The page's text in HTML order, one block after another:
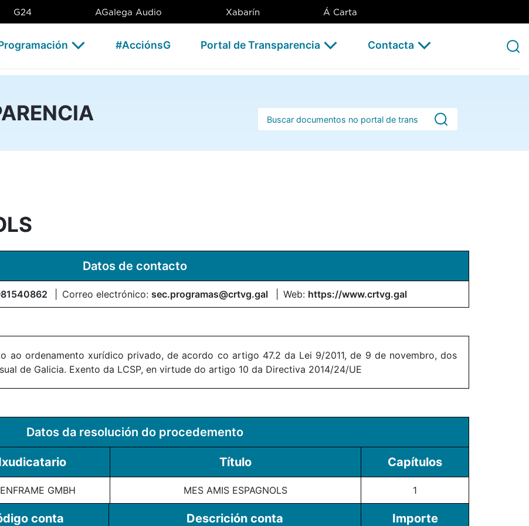
G24 AGalega Audio Xabarín Á Carta
#AcciónsG Portal de Transparencia Contacta
Barra de busca
Datos de contacto
Correo electrónico: sec.programas@crtvg.gal Web: https://www.crtvg.gal
ao ordenamento xurídico privado, de acordo co artigo 47.2 da Lei 9/2011, de 9 de novembro, dos
de Galicia. Exento da LCSP, en virtude do artigo 10 da Directiva 2014/24/UE
Datos da resolución do procedemento
Título Capítulos
GMBH MES AMIS ESPAGNOLS 1
conta Descrición conta Importe